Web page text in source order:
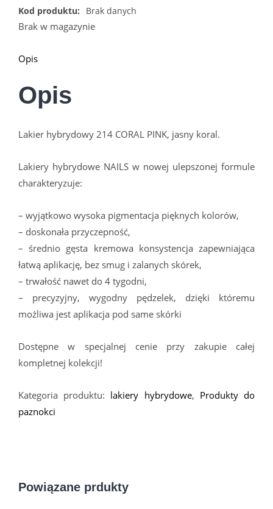
Kod produktu: Brak danych
Brak w magazynie
Opis
Opis
Lakier hybrydowy 214 CORAL PINK, jasny koral.
Lakiery hybrydowe NAILS w nowej ulepszonej formule
charakteryzuje:
– wyjątkowo wysoka pigmentacja pięknych kolorów,
– doskonała przyczepność,
– średnio gęsta kremowa konsystencja zapewniająca
łatwą aplikację, bez smug i zalanych skórek,
– trwałość nawet do 4 tygodni,
– precyzyjny, wygodny pędzelek, dzięki któremu
możliwa jest aplikacja pod same skórki
Dostępne w specjalnej cenie przy zakupie całej
kompletnej kolekcji!
Kategoria produktu: lakiery hybrydowe, Produkty do
paznokci
Powiązane prdukty